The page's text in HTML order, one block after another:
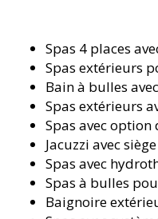
Spas 4 places
Spas extérieurs
Bain à bulles
Spas extérieurs
Spas avec
Jacuzzi avec
Spas avec
Spas à bulles
Baignoire